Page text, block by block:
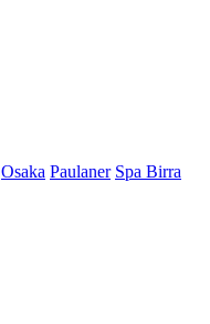
Osaka Paulaner Spa Birra